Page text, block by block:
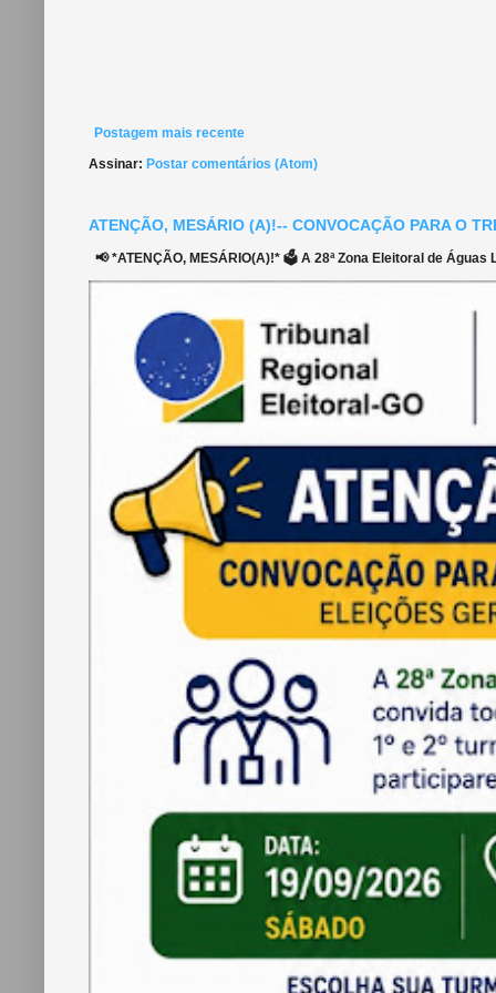
Postagem mais recente
Assinar: Postar comentários (Atom)
ATENÇÃO, MESÁRIO (A)!-- CONVOCAÇÃO PARA O
📢 *ATENÇÃO, MESÁRIO(A)!* 🗳️ A 28ª Zona Eleitoral de